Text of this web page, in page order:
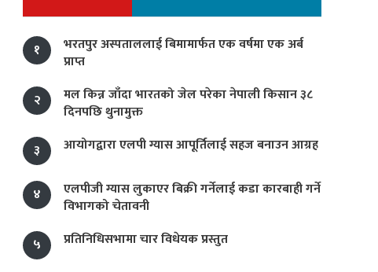
१
भरतपुर अस्पताललाई बिमामार्फत एक वर्षमा एक अर्ब
प्राप्त
२
मल किन्न जाँदा भारतको जेल परेका नेपाली किसान ३८
दिनपछि थुनामुक्त
३
आयोगद्वारा एलपी ग्यास आपूर्तिलाई सहज बनाउन आग्रह
४
एलपीजी ग्यास लुकाएर बिक्री गर्नेलाई कडा कारबाही गर्ने
विभागको चेतावनी
५
प्रतिनिधिसभामा चार विधेयक प्रस्तुत